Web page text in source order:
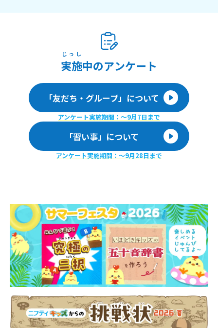
実施
じっし
中のアンケート
「友だち・グループ」について
アンケート実施期間：〜9月7日まで
「習い事」について
アンケート実施期間：〜9月28日まで